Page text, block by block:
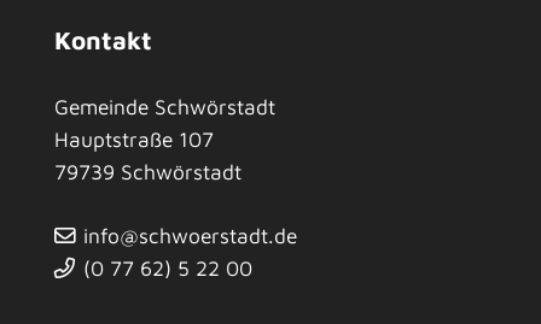
Kontakt
Gemeinde Schwörstadt
Hauptstraße 107
79739 Schwörstadt
info@schwoerstadt.de
(0 77 62) 5 22 00